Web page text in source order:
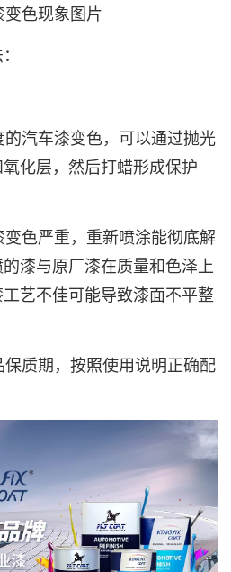
变色现象图片
汽车漆变色，可以通过抛光
化层，然后打蜡形成保护
色严重，重新喷涂能彻底解
漆与原厂漆在质量和色泽上
艺不佳可能导致漆面不平整
质期，按照使用说明正确配